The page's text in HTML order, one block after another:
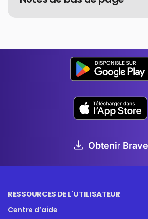
Obtenir Brave
RESSOURCES DE L'UTILISATEUR
Centre d’aide